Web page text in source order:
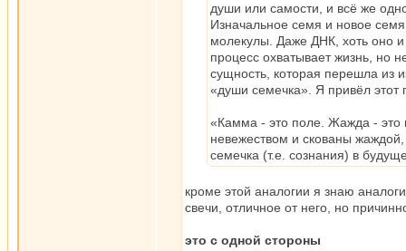
души или самости, и всё же
Изначальное семя и новое
молекулы. Даже ДНК, хоть оно
процесс охватывает жизнь, но
сущность, которая перешла из
«души семечка». Я привёл этот
«Камма - это поле. Жажда - это
невежеством и скованы
семечка (т.е. сознания) в
кроме этой аналогии я знаю
свечи, отличное от него, но
это с одной стороны